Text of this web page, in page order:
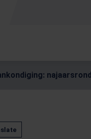
beschikbaar